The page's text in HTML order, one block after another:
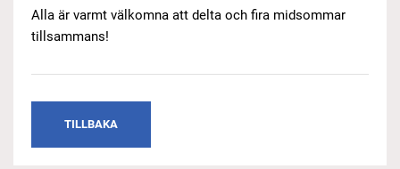
Alla är varmt välkomna att delta och fira midsommar
tillsammans!
TILLBAKA